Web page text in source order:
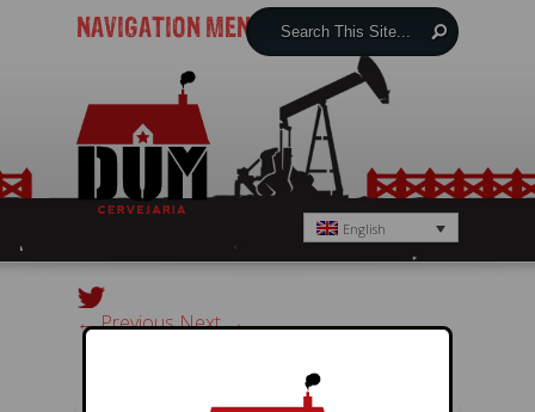
NAVIGATION MENU
English
← PreviousNext →